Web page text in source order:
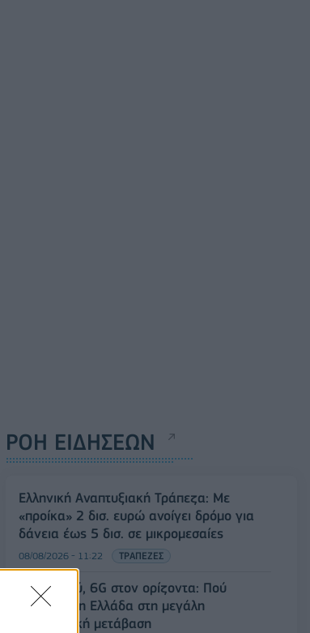
ΡΟΗ ΕΙΔΗΣΕΩΝ
Ελληνική Αναπτυξιακή Τράπεζα: Με
«προίκα» 2 δισ. ευρώ ανοίγει δρόμο για
δάνεια έως 5 δισ. σε μικρομεσαίες
08/08/2026 - 11:22 ΤΡΑΠΕΖΕΣ
5G παντού, 6G στον ορίζοντα: Πού
βρίσκεται η Ελλάδα στη μεγάλη
τεχνολογική μετάβαση